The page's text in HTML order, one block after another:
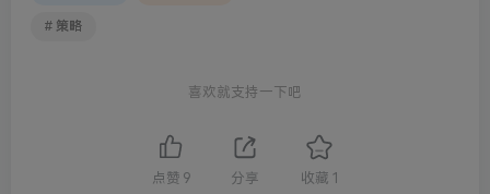
# 策略
喜欢就支持一下吧
点赞 9 分享 收藏 1